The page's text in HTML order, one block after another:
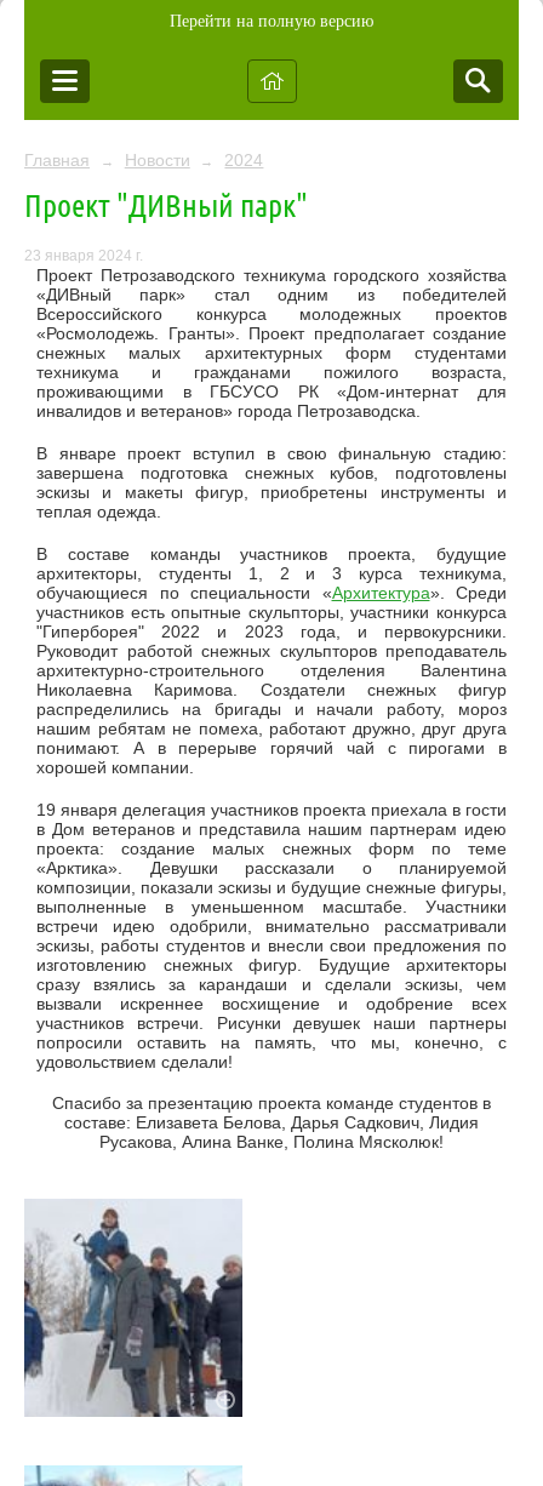
Перейти на полную версию
Главная → Новости → 2024
Проект "ДИВный парк"
23 января 2024 г.
Проект Петрозаводского техникума городского хозяйства
«ДИВный парк» стал одним из победителей
Всероссийского конкурса молодежных проектов
«Росмолодежь. Гранты». Проект предполагает создание
снежных малых архитектурных форм студентами
техникума и гражданами пожилого возраста,
проживающими в ГБСУСО РК «Дом-интернат для
инвалидов и ветеранов» города Петрозаводска.
В январе проект вступил в свою финальную стадию:
завершена подготовка снежных кубов, подготовлены
эскизы и макеты фигур, приобретены инструменты и
теплая одежда.
В составе команды участников проекта, будущие
архитекторы, студенты 1, 2 и 3 курса техникума,
обучающиеся по специальности «Архитектура». Среди
участников есть опытные скульпторы, участники конкурса
"Гиперборея" 2022 и 2023 года, и первокурсники.
Руководит работой снежных скульпторов преподаватель
архитектурно-строительного отделения Валентина
Николаевна Каримова. Создатели снежных фигур
распределились на бригады и начали работу, мороз
нашим ребятам не помеха, работают дружно, друг друга
понимают. А в перерыве горячий чай с пирогами в
хорошей компании.
19 января делегация участников проекта приехала в гости
в Дом ветеранов и представила нашим партнерам идею
проекта: создание малых снежных форм по теме
«Арктика». Девушки рассказали о планируемой
композиции, показали эскизы и будущие снежные фигуры,
выполненные в уменьшенном масштабе. Участники
встречи идею одобрили, внимательно рассматривали
эскизы, работы студентов и внесли свои предложения по
изготовлению снежных фигур. Будущие архитекторы
сразу взялись за карандаши и сделали эскизы, чем
вызвали искреннее восхищение и одобрение всех
участников встречи. Рисунки девушек наши партнеры
попросили оставить на память, что мы, конечно, с
удовольствием сделали!
Спасибо за презентацию проекта команде студентов в
составе: Елизавета Белова, Дарья Садкович, Лидия
Русакова, Алина Ванке, Полина Мясколюк!